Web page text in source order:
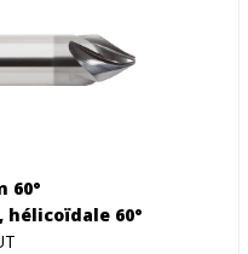
60°
60°